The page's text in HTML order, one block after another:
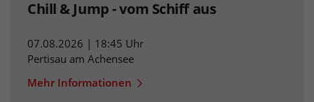
Chill & Jump - vom Schiff aus
07.08.2026 | 18:45 Uhr
Pertisau am Achensee
Mehr Informationen